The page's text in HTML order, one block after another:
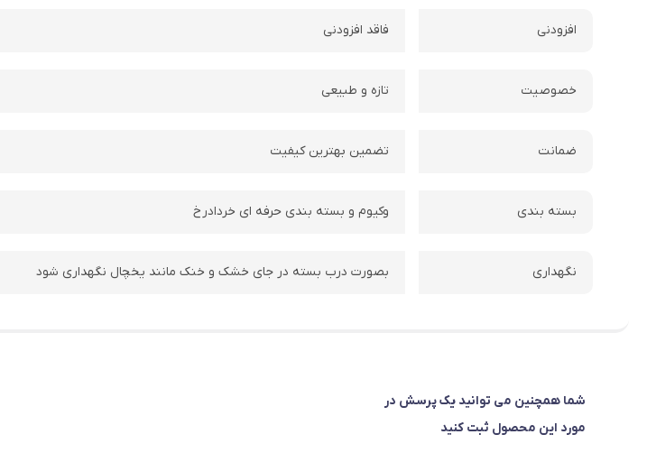
افزودنی فاقد افزودنی
خصوصیت تازه و طبیعی
ضمانت تضمین بهترین کیفیت
بسته بندی وکیوم و بسته بندی حرفه ای خردادرخ
نگهداری بصورت درب بسته در جای خشک و خنک مانند یخچال نگهداری شود
شما همچنین می توانید یک پرسش در
مورد این محصول ثبت کنید